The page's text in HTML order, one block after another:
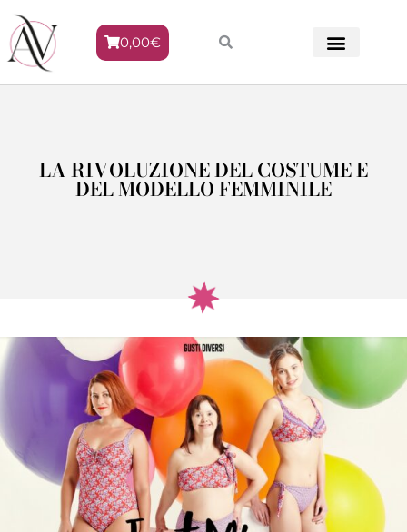
0,00€
LA RIVOLUZIONE DEL COSTUME E
DEL MODELLO FEMMINILE